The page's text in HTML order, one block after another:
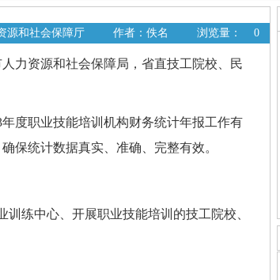
源和社会保障厅 作者：佚名 浏览量： 0
资源和社会保障局，省直技工院校、民
职业技能培训机构财务统计年报工作有
保统计数据真实、准确、完整有效。
练中心、开展职业技能培训的技工院校、